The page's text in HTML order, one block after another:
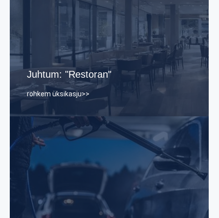
Juhtum: "Restoran"
rohkem üksikasju>>
ajakava koostamisele.
Automaatne vahetuste planeerimine,
ületundide ja konfliktide vähendamine.
Omanik kulutas palju aega töötajate ajakava
koostamisele.